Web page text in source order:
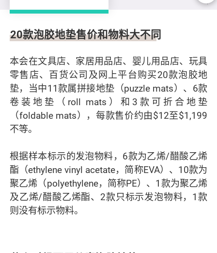
测试样本及项目
20款泡胶地垫售价和物料大不同
本会在文具店、家居用品店、婴儿用品店、玩具
零售店、百货公司及网上平台购买20款泡胶地
垫，当中11款属拼接地垫（puzzle mats）、6款
卷装地垫（roll mats）和3款可折合地垫
（foldable mats），每款售价约由$12至$1,199
不等。
根据样本标示的发泡物料，6款为乙烯/醋酸乙烯
酯（ethylene vinyl acetate，简称EVA）、10款为
聚乙烯（polyethylene，简称PE）、1款为聚乙烯
及乙烯/醋酸乙烯酯、2款只标示发泡物料，1款
则没有标示物料。